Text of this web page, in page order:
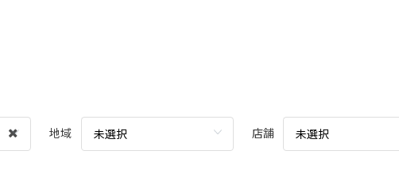
地域 未選択 店舗 未選択